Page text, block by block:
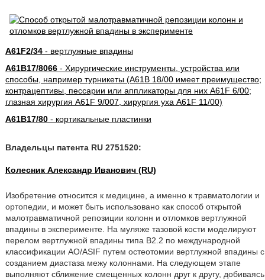
A61F2/34- вертлужные впадины
A61B17/8066- Хирургические инструменты, устройства или
способы, например турникеты (A61B 18/00 имеет преимущество;
контрацептивы, пессарии или аппликаторы для них A61F 6/00;
глазная хирургия A61F 9/007, хирургия уха A61F 11/00)
A61B17/80- кортикальные пластинки
Владельцы патента RU 2751520:
Колесник Александр Иванович (RU)
Изобретение относится к медицине, а именно к травматологии и
ортопедии, и может быть использовано как способ открытой
малотравматичной репозиции колонн и отломков вертлужной
впадины в эксперименте. На муляже тазовой кости моделируют
перелом вертлужной впадины типа В2.2 по международной
классификации AO/ASIF путем остеотомии вертлужной впадины с
созданием диастаза межу колоннами. На следующем этапе
выполняют сближение смещенных колонн друг к другу, добиваясь